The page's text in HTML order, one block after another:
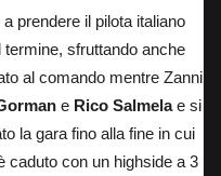
prendere il pilota italiano
termine, sfruttando anche
al comando mentre Zanni
e Rico Salmelae si
la gara fino alla fine in cui
caduto con un highside a 3